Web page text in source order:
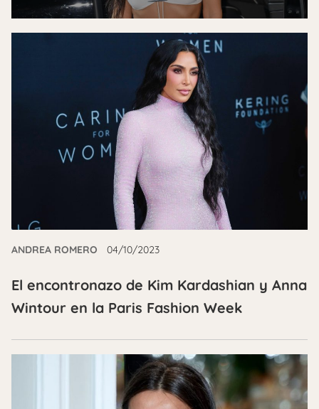
ANDREA ROMERO 04/10/2023
El encontronazo de Kim Kardashian y Anna
Wintour en la Paris Fashion Week